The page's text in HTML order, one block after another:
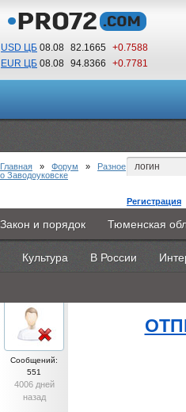
USD ЦБ 08.08 82.1665 +0.7588
EUR ЦБ 08.08 94.8366 +0.7781
01 26
По Гринвичу (GMT +5)
Регистрация
Главная Новости
Каталоги 9PS Прочее
Закон и порядок Тюменская
Культура В России
Главная » Форум » Разное
о Заводоуковске
колледжи ставрополя на
- 19 августа 2015, среда
oblachkovoe
Сообщений:
551
4006 дней
назад
колледжи